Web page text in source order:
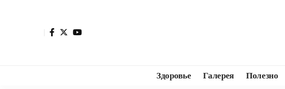
Здоровье Галерея Полезно